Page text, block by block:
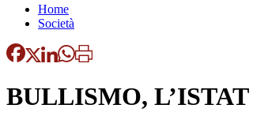
Home
Società
BULLISMO,